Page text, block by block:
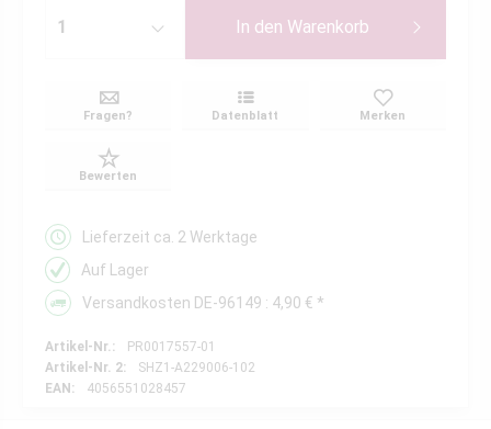
In den Warenkorb
Fragen? Datenblatt Merken
Bewerten
Lieferzeit ca. 2 Werktage
Auf Lager
Versandkosten DE-96149 : 4,90 € *
Artikel-Nr.:
PR0017557-01
Artikel-Nr. 2:
SHZ1-A229006-102
EAN:
4056551028457